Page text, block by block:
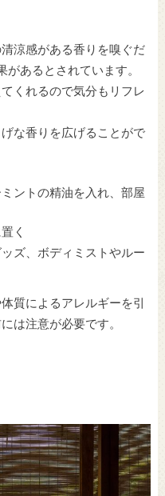
涼感がある香りを嗅ぐだ
あるとされています。
くれるので気分もリフレ
な香りを広げることがで
ントの精油を入れ、部屋
く
ズ、ボディミストやルー
質によるアレルギーを引
は注意が必要です。